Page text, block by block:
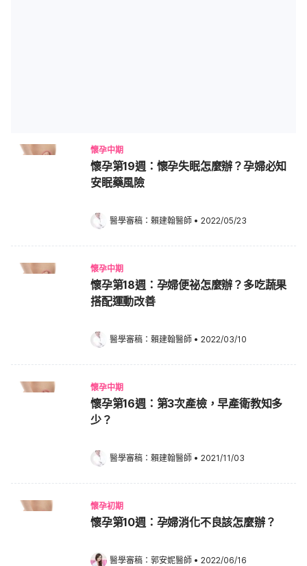
懷孕中期
懷孕第19週：懷孕失眠怎麼辦？孕婦必知
安眠藥風險
醫學審稿： 賴建翰醫師 • 2022/05/23
懷孕中期
懷孕第18週：孕婦便祕怎麼辦？多吃蔬果
搭配運動改善
醫學審稿： 賴建翰醫師 • 2022/03/10
懷孕中期
懷孕第16週：第3次產檢，早產衛教知多
少？
醫學審稿： 賴建翰醫師 • 2021/11/03
懷孕初期
懷孕第10週：孕婦消化不良該怎麼辦？
醫學審稿： 郭安妮醫師 • 2022/06/16